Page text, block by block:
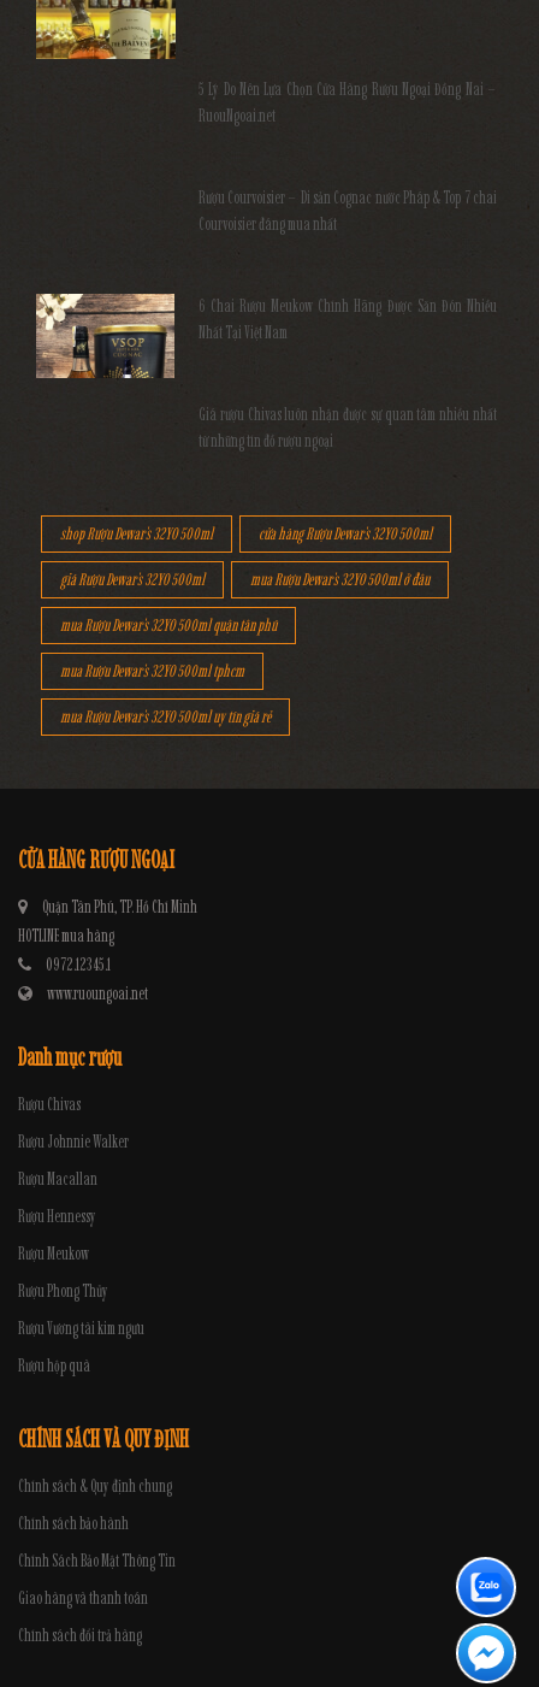
5 Lý Do Nên Lựa Chọn Cửa Hàng Rượu Ngoại Đồng Nai –
RuouNgoai.net
Rượu Courvoisier – Di sản Cognac nước Pháp & Top 7 chai
Courvoisier đáng mua nhất
6 Chai Rượu Meukow Chính Hãng Được Săn Đón Nhiều
Nhất Tại Việt Nam
Giá rượu Chivas luôn nhận được sự quan tâm nhiều nhất
từ những tín đồ rượu ngoại
shop Rượu Dewar's 32YO 500ml cửa hàng Rượu Dewar's 32YO 500ml
giá Rượu Dewar's 32YO 500ml mua Rượu Dewar's 32YO 500ml ở đâu
mua Rượu Dewar's 32YO 500ml quận tân phú
mua Rượu Dewar's 32YO 500ml tphcm
mua Rượu Dewar's 32YO 500ml uy tín giá rẻ
CỬA HÀNG RƯỢU NGOẠI
Quận Tân Phú, TP. Hồ Chí Minh
HOTLINE mua hàng
0972.12345.1
www.ruoungoai.net
Danh mục rượu
Rượu Chivas
Rượu Johnnie Walker
Rượu Macallan
Rượu Hennessy
Rượu Meukow
Rượu Phong Thủy
Rượu Vương tài kim ngưu
Rượu hộp quà
CHÍNH SÁCH VÀ QUY ĐỊNH
Chính sách & Quy định chung
Chính sách bảo hành
Chính Sách Bảo Mật Thông Tin
Giao hàng và thanh toán
Chính sách đổi trả hàng